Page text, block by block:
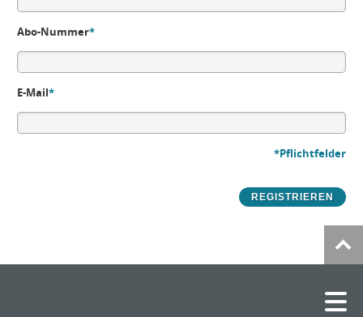
Abo-Nummer*
E-Mail*
*Pflichtfelder